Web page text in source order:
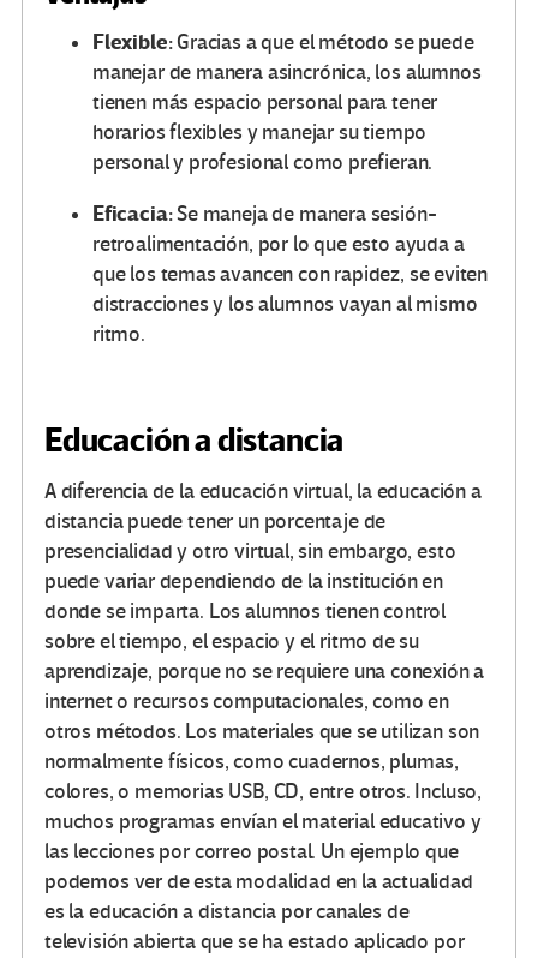
Flexible:Gracias a que el método se puede
manejar de manera asincrónica, los alumnos
tienen más espacio personal para tener
horarios flexibles y manejar su tiempo
personal y profesional como prefieran.
Eficacia:Se maneja de manera sesión-
retroalimentación, por lo que esto ayuda a
que los temas avancen con rapidez, se eviten
distracciones y los alumnos vayan al mismo
ritmo.
Educación a distancia
A diferencia de la educación virtual, la educación a
distancia puede tener un porcentaje de
presencialidad y otro virtual, sin embargo, esto
puede variar dependiendo de la institución en
donde se imparta. Los alumnos tienen control
sobre el tiempo, el espacio y el ritmo de su
aprendizaje, porque no se requiere una conexión a
internet o recursos computacionales, como en
otros métodos. Los materiales que se utilizan son
normalmente físicos, como cuadernos, plumas,
colores, o memorias USB, CD, entre otros. Incluso,
muchos programas envían el material educativo y
las lecciones por correo postal. Un ejemplo que
podemos ver de esta modalidad en la actualidad
es la educación a distancia por canales de
televisión abierta que se ha estado aplicado por